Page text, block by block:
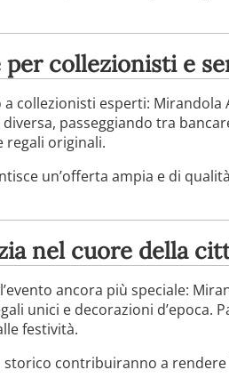
per collezionisti e
collezionisti esperti:
passeggiando tra
regali originali.
un’offerta ampia e di
nel cuore della
ancora più speciale:
unici e decorazioni d’epoca.
festività.
storico contribuiranno a